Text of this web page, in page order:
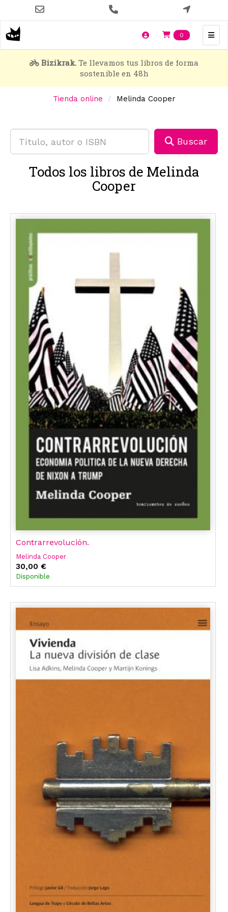
contenido
principal
0 Items en
Bizikrak. Te llevamos tus libros de forma
sostenible en 48h
Tienda online Melinda Cooper
Buscar
Todos los libros de Melinda
Cooper
Contrarrevolución.
Melinda Cooper
30,00 €
Disponible